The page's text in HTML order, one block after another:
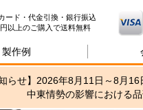
札・サイ
ード・代金引換・銀行振込
以上のご購入で送料無料
製作例
らせ】2026年8月11日～8月